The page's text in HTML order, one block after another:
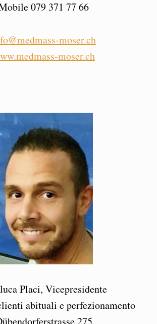
079 371 77 66
moser.ch
moser.ch
Placi, Vicepresidente
abituali e perfezionamento
275